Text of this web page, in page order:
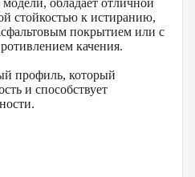
модели, обладает отличной
стойкостью к истиранию,
покрытием или с
качения.
профиль, который
и способствует